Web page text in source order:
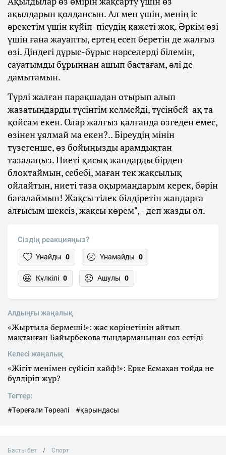
ақылдарын қолдансын. Ал мен үшін, менің іс
әрекетім үшін күйіп-пісудің қажеті жоқ. Әркім өзі
үшін ғана жауапты, ертең есеп беретін де жалғыз
өзі. Діндегі дұрыс-бұрыс нәрселерді білемін,
сауатымды бұрыннан ашып бастағам, әлі де
дамытамын.
Түрлі жалған парақшадан отырып алып
жазатындарды түсінгім келмейді, түсінбей-ақ та
қойсам екен. Олар жалғыз қалғанда өзгеден емес,
өзінен ұялмай ма екен?.. Біреудің мінін
түзегенше, өз бойыңызды арамдықтан
тазалаңыз. Ниеті қисық жандарды бірден
блоктаймын, себебі, маған тек жақсылық
ойлайтын, ниеті таза оқырмандарым керек, бәрін
бағалаймын! Жақсы тілек білдіретін жандарға
алғысым шексіз, жақсы көрем", - деп жазды ол.
Сіздің реакцияңыз?
Ұнайды 0 Ұнамайды 0
Күлкілі 0 Ашулы 0
Алдыңғы жаңалық
«Жыртыла бермеші!»: жас көрінетінін айтып
мақтанған Байырбекова тыңдарманынан сөз естіді
Келесі жаңалық
«Жігіт менімен сүйісіп кайф!»: Ерке Есмахан тойда не
бүлдіріп жүр?
Тегтер:
#Төреғали Төреәлі #қарындасы
Басты бет Спорт